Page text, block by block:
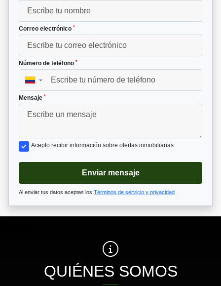
Correo electrónico *
Número de teléfono *
▼
Mensaje *
Acepto recibir información sobre ofertas inmobiliarias
Enviar mensaje
Al enviar tus datos aceptas los Términos de servicio y privacidad
QUIÉNES SOMOS